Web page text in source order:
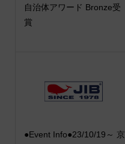
自治体アワード Bronze受
賞
●Event Info●23/10/19～ 京